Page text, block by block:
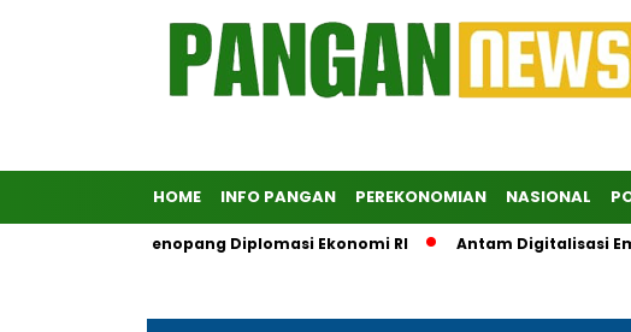
HOME INFO PANGAN PEREKONOMIAN NASIONAL
Jadi Penopang Diplomasi Ekonomi RI Antam Digitalisasi